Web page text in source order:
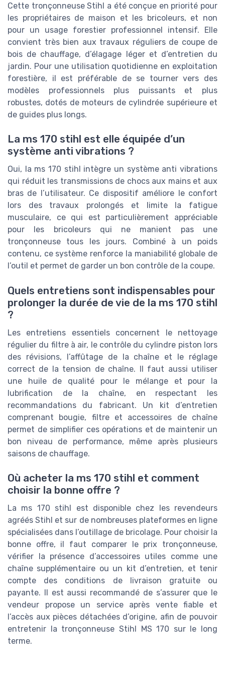
Cette tronçonneuse Stihl a été conçue en priorité pour
les propriétaires de maison et les bricoleurs, et non
pour un usage forestier professionnel intensif. Elle
convient très bien aux travaux réguliers de coupe de
bois de chauffage, d’élagage léger et d’entretien du
jardin. Pour une utilisation quotidienne en exploitation
forestière, il est préférable de se tourner vers des
modèles professionnels plus puissants et plus
robustes, dotés de moteurs de cylindrée supérieure et
de guides plus longs.
La ms 170 stihl est elle équipée d’un
système anti vibrations ?
Oui, la ms 170 stihl intègre un système anti vibrations
qui réduit les transmissions de chocs aux mains et aux
bras de l’utilisateur. Ce dispositif améliore le confort
lors des travaux prolongés et limite la fatigue
musculaire, ce qui est particulièrement appréciable
pour les bricoleurs qui ne manient pas une
tronçonneuse tous les jours. Combiné à un poids
contenu, ce système renforce la maniabilité globale de
l’outil et permet de garder un bon contrôle de la coupe.
Quels entretiens sont indispensables pour
prolonger la durée de vie de la ms 170 stihl
?
Les entretiens essentiels concernent le nettoyage
régulier du filtre à air, le contrôle du cylindre piston lors
des révisions, l’affûtage de la chaîne et le réglage
correct de la tension de chaîne. Il faut aussi utiliser
une huile de qualité pour le mélange et pour la
lubrification de la chaîne, en respectant les
recommandations du fabricant. Un kit d’entretien
comprenant bougie, filtre et accessoires de chaîne
permet de simplifier ces opérations et de maintenir un
bon niveau de performance, même après plusieurs
saisons de chauffage.
Où acheter la ms 170 stihl et comment
choisir la bonne offre ?
La ms 170 stihl est disponible chez les revendeurs
agréés Stihl et sur de nombreuses plateformes en ligne
spécialisées dans l’outillage de bricolage. Pour choisir la
bonne offre, il faut comparer le prix tronçonneuse,
vérifier la présence d’accessoires utiles comme une
chaîne supplémentaire ou un kit d’entretien, et tenir
compte des conditions de livraison gratuite ou
payante. Il est aussi recommandé de s’assurer que le
vendeur propose un service après vente fiable et
l’accès aux pièces détachées d’origine, afin de pouvoir
entretenir la tronçonneuse Stihl MS 170 sur le long
terme.